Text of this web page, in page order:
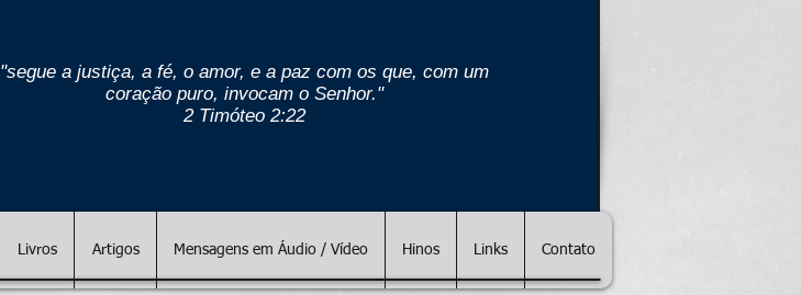
"segue a justiça, a fé, o amor, e a paz com os que, com um
coração puro, invocam o Senhor."
2 Timóteo 2:22
Livros Artigos Mensagens em Áudio / Vídeo Hinos Links Contato